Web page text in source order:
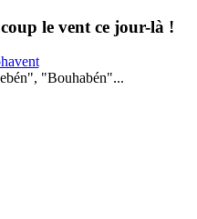
le vent ce jour-là !
"Bouhabén"...